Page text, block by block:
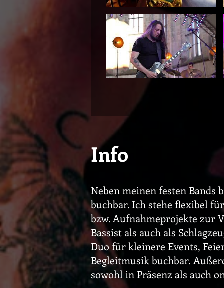
Info
Neben meinen festen Bands
buchbar. Ich stehe flexibel
bzw. Aufnahmeprojekte zur
Bassist als auch als
Duo für kleinere Events,
Begleitmusik buchbar.
sowohl in Präsenz als auch